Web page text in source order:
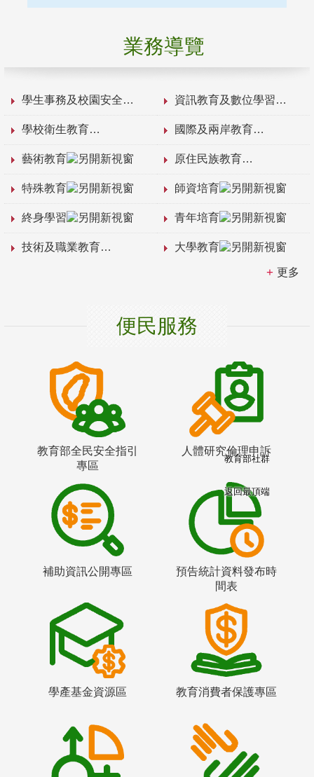
業務導覽
學生事務及校園安全 資訊教育及數位學習
學校衛生教育 國際及兩岸教育
藝術教育 原住民族教育
特殊教育 師資培育
終身學習 青年培育
技術及職業教育 大學教育
更多
便民服務
教育部全民安全指引
專區
人體研究倫理申訴
補助資訊公開專區
預告統計資料發布時
間表
學產基金資源區 教育消費者保護專區
教育部社群
返回最頂端